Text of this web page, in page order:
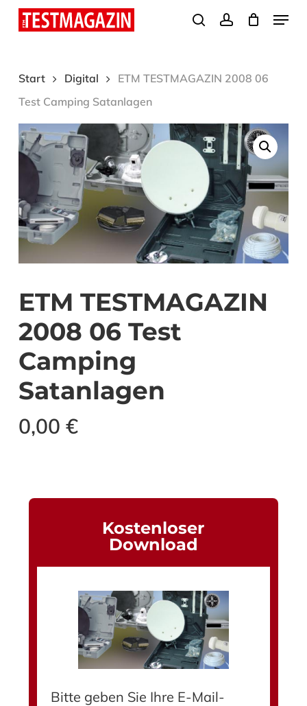
Skip
content
search
Menu
Start Digital
ETM TESTMAGAZIN 2008 06
Test Camping Satanlagen
ETM TESTMAGAZIN
2008 06 Test
Camping
Satanlagen
0,00 €
Kostenloser
Download
Bitte geben Sie Ihre E-Mail-